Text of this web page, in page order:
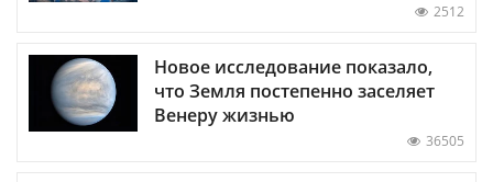
2512
Новое исследование показало,
что Земля постепенно заселяет
Венеру жизнью
36505